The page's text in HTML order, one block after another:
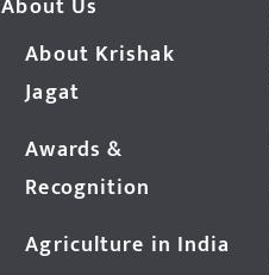
About Us
About Krishak
Jagat
Awards &
Recognition
Agriculture in India